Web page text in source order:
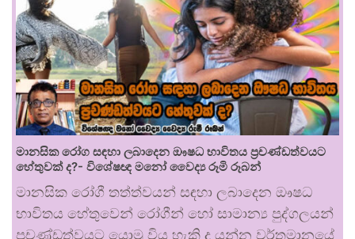
මානසික රෝග සඳහා ලබාදෙන ඖෂධ භාවිතය ප්‍රචණ්ඩත්වයට
හේතුවක් ද?- විශේෂඥ මනෝ වෛද්‍ය රූමි රූබන්
මානසික රෝගී තත්ත්වයන් සඳහා ලබාදෙන ඖෂධ
භාවිතය හේතුවෙන් රෝගීන් හෝ සාමාන්‍ය පුද්ගලයන්
ප්‍රචණ්ඩත්වයට යොමු විය හැකි ද යන්න වර්තමානයේ